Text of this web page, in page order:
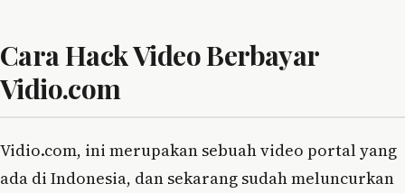
Cara Hack Video Berbayar
Vidio.com
Vidio.com, ini merupakan sebuah video portal yang
ada di Indonesia, dan sekarang sudah meluncurkan